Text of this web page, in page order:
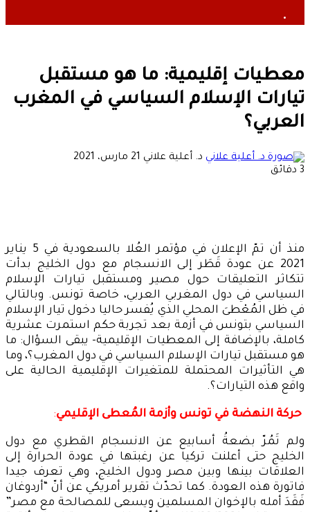
معطيات إقليمية: ما هو مستقبل
تيارات الإسلام السياسي في المغرب
العربي؟
د. أعلية علاني أرسل
21 مارس، 2021
3 دقائق
منذ أن تمّ الإعلان في مؤتمر العُلا بالسعودية في 5 يناير
2021 عن عودة قَطَر إلى الانسجام مع دول الخليج بدأت
تتكاثر التعليقات حول مصير ومستقبل تيارات الإسلام
السياسي في دول المغربي العربي، خاصة تونس. وبالتالي
في ظل المُعْطىَ المحلي الذي يُفسر حاليا دخول تيار الإسلام
السياسي بتونس في أزمة بعد تجربة حكم استمرت عشرية
كاملة، بالإضافة إلى المعطيات الإقليمية- يبقى السؤال: ما
هو مستقبل تيارات الإسلام السياسي في دول المغرب؟، وما
هي التأثيرات المحتملة للمتغيرات الإقليمية الحالية على
واقع هذه التيارات؟.
حركة النهضة في تونس وأزمة المُعطى الإقليمي:
ولم تَمُرّ بضعةُ أسابيع عن الانسجام القطري مع دول
الخليج حتى أعلنت تركيا عن رغبتها في عودة الحرارة إلى
العلاقات بينها وبين مصر ودول الخليج، وهي تعرف جيدا
فاتورة هذه العودة. كما تحدّث تقرير أمريكي عن أنّ “أردوغان
فَقَدَ أمله بالإخوان المسلمين ويسعى للمصالحة مع مصر”